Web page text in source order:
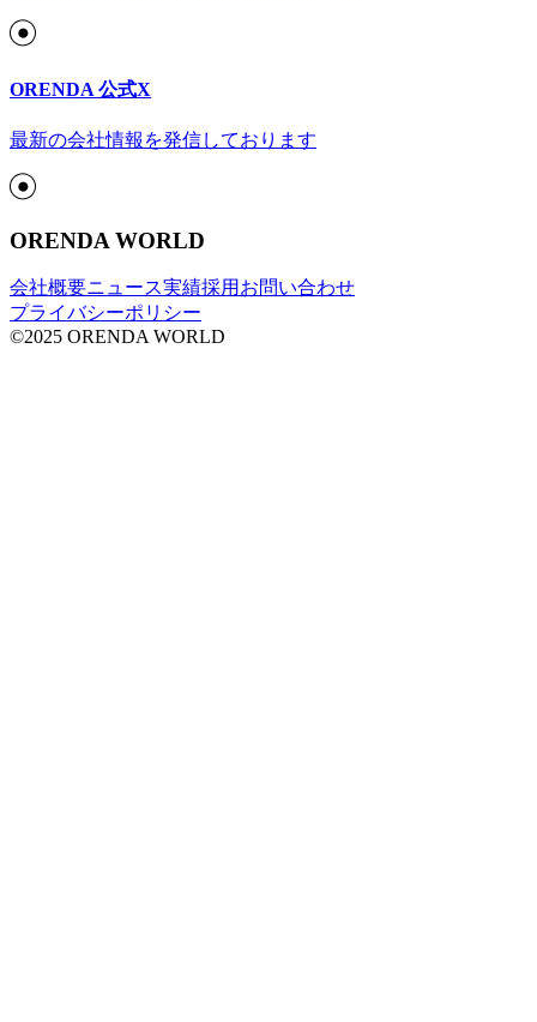
ORENDA 公式X
最新の会社情報を発信しております
ORENDA WORLD
会社概要ニュース実績採用 お問い合わせ
プライバシーポリシー
©2025 ORENDA WORLD